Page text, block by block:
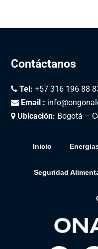
Contáctanos
Tel: +57 316 196 88
Email :
Ubicación: Bogotá –
Inicio
Seguridad